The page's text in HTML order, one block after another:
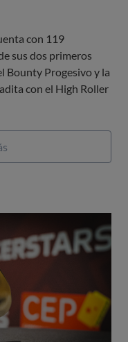
con 119
sus dos primeros
Bounty Progesivo y la
con el High Roller